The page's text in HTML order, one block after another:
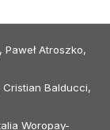
Paweł Atroszko,
Balducci,
Woropay-